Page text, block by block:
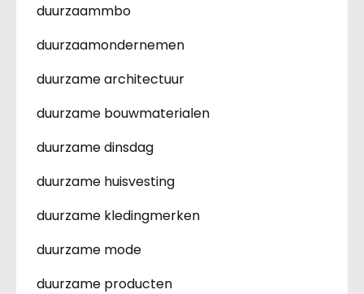
duurzaammbo
duurzaamondernemen
duurzame architectuur
duurzame bouwmaterialen
duurzame dinsdag
duurzame huisvesting
duurzame kledingmerken
duurzame mode
duurzame producten